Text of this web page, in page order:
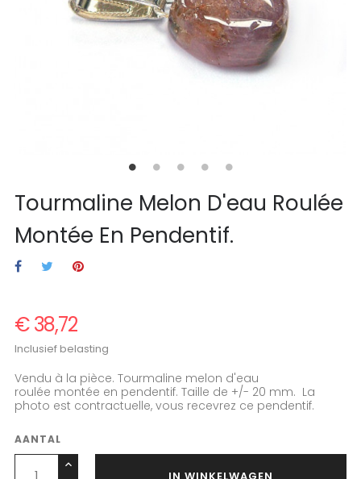
Tourmaline Melon D'eau Roulée
Montée En Pendentif.
€ 38,72
Inclusief belasting
Vendu à la pièce. Tourmaline melon d'eau
roulée montée en pendentif. Taille de +/- 20 mm. La
photo est contractuelle, vous recevrez ce pendentif.
AANTAL